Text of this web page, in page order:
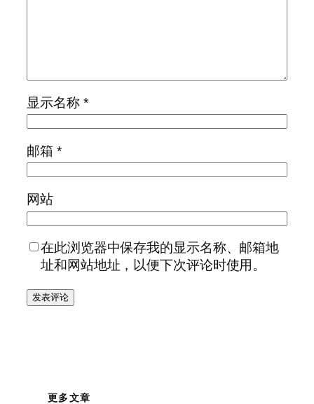
显示名称 *
邮箱 *
网站
在此浏览器中保存我的显示名称、邮箱地
址和网站地址，以便下次评论时使用。
更多文章